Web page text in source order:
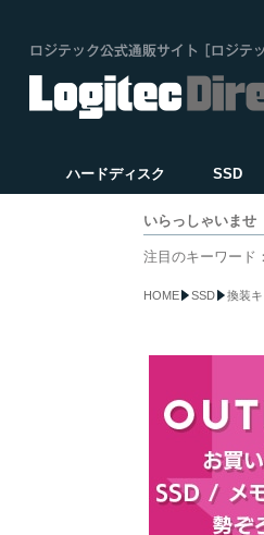
ハードディスク SSD
いらっしゃいませ
注目のキーワード：
HOME SSD 換装キ